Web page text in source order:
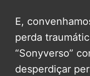
E,
perda
“Sonyverso”
desperdiçar